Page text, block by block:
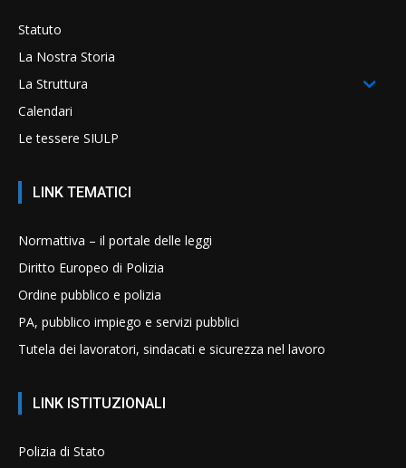
Statuto
La Nostra Storia
La Struttura
Calendari
Le tessere SIULP
LINK TEMATICI
Normattiva – il portale delle leggi
Diritto Europeo di Polizia
Ordine pubblico e polizia
PA, pubblico impiego e servizi pubblici
Tutela dei lavoratori, sindacati e sicurezza nel lavoro
LINK ISTITUZIONALI
Polizia di Stato